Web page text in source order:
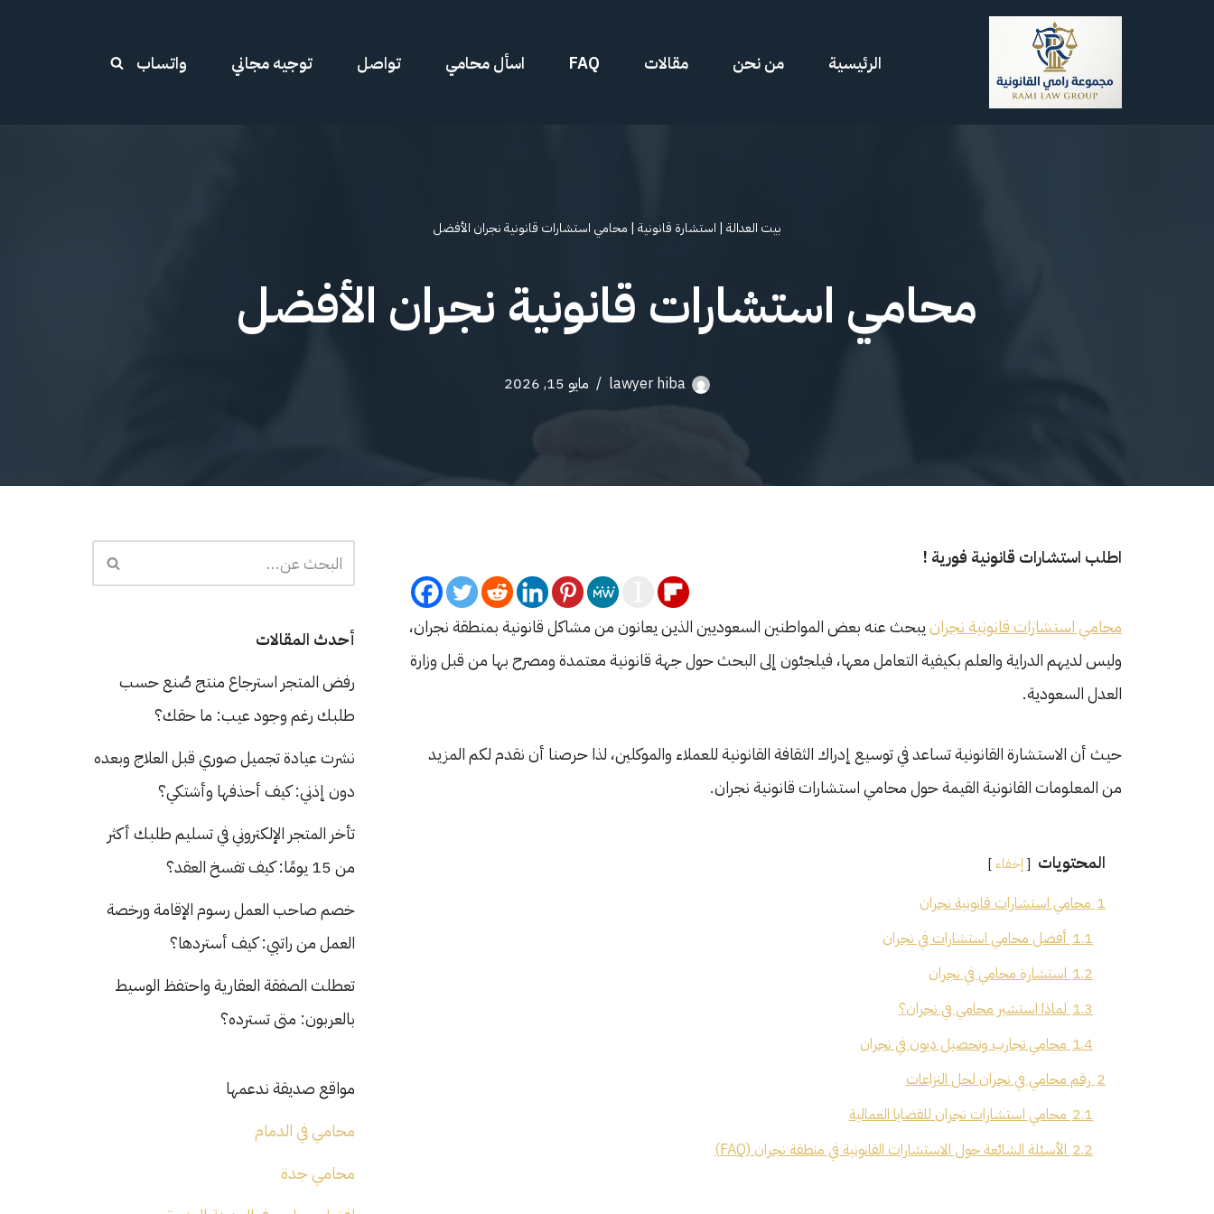
الرئيسية من نحن مقالات FAQ اسأل محامي تواصل توجيه مجاني واتساب
بيت العدالة | استشارة قانونية | محامي استشارات قانونية نجران الأفضل
محامي استشارات قانونية نجران الأفضل
lawyer hiba مايو 15, 2026
اطلب استشارات قانونية فورية !
محامي استشارات قانونية نجرانيبحث عنه بعض المواطنين السعوديين الذين يعانون من مشاكل قانونية بمنطقة نجران،
وليس لديهم الدراية والعلم بكيفية التعامل معها، فيلجئون إلى البحث حول جهة قانونية معتمدة ومصرح بها من قبل وزارة
العدل السعودية.
حيث أن الاستشارة القانونية تساعد في توسيع إدراك الثقافة القانونية للعملاء والموكلين، لذا حرصنا أن نقدم لكم المزيد
من المعلومات القانونية القيمة حول محامي استشارات قانونية نجران.
المحتويات إخفاء
1 محامي استشارات قانونية نجران
1.1 أفضل محامي استشارات في نجران
1.2 استشارة محامي في نجران
1.3 لماذا استشير محامي في نجران؟
1.4 محامي تجارب وتحصيل ديون في نجران
2 رقم محامي في نجران لحل النزاعات
2.1 محامي استشارات نجران للقضايا العمالية
2.2 الأسئلة الشائعة حول الاستشارات القانونية في منطقة نجران (FAQ)
أحدث المقالات
رفض المتجر استرجاع منتج صُنع حسب
طلبك رغم وجود عيب: ما حقك؟
نشرت عيادة تجميل صوري قبل العلاج وبعده
دون إذني: كيف أحذفها وأشتكي؟
تأخر المتجر الإلكتروني في تسليم طلبك أكثر
من 15 يومًا: كيف تفسخ العقد؟
خصم صاحب العمل رسوم الإقامة ورخصة
العمل من راتبي: كيف أستردها؟
تعطلت الصفقة العقارية واحتفظ الوسيط
بالعربون: متى تسترده؟
مواقع صديقة ندعمها
محامي في الدمام
محامي جدة